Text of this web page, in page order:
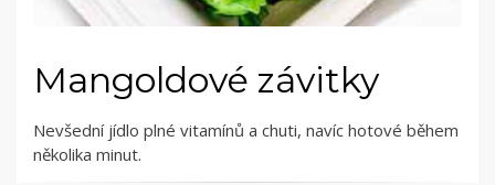
Mangoldové závitky
Nevšední jídlo plné vitamínů a chuti, navíc hotové během
několika minut.